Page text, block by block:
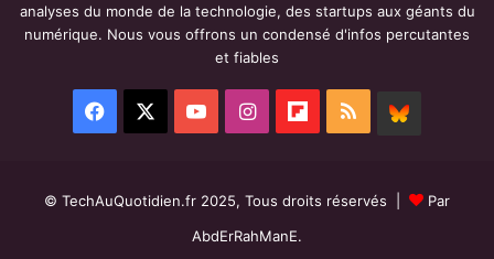
analyses du monde de la technologie, des startups aux géants du
numérique. Nous vous offrons un condensé d'infos percutantes
et fiables
Facebook YouTubeInstagramFlipboard
RSS
© TechAuQuotidien.fr 2025, Tous droits réservés |
Par
AbdErRahManE.